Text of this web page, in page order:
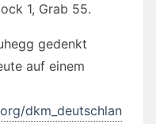
1, Grab 55.
gedenkt
auf einem
dkm_deutschlan